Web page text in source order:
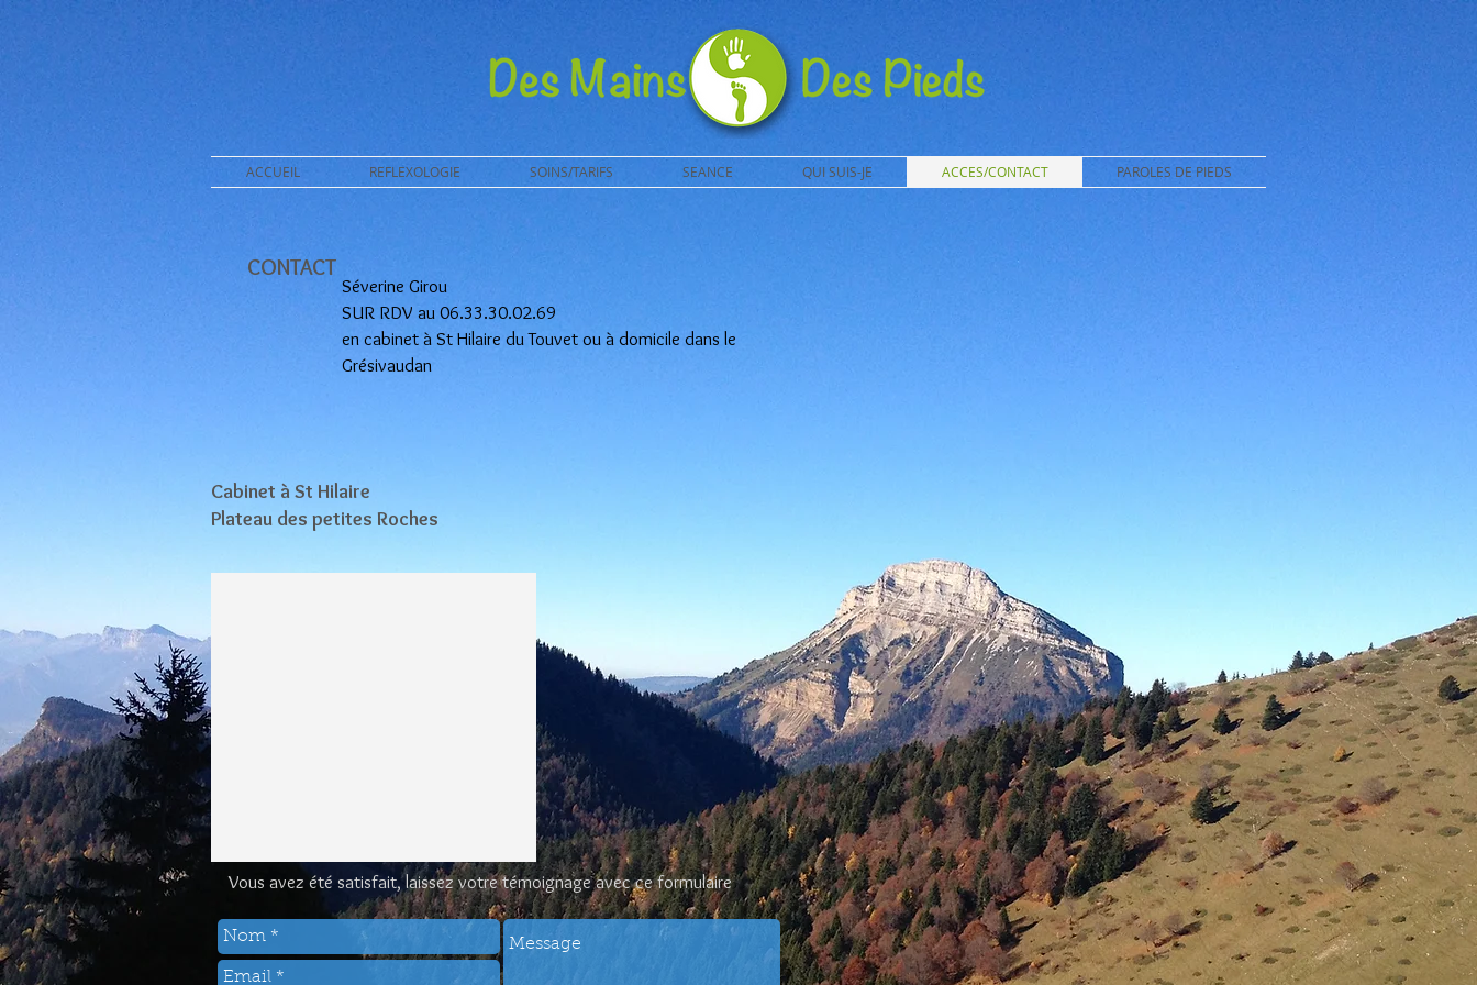
ACCUEIL REFLEXOLOGIE SOINS/TARIFS SEANCE QUI SUIS-JE ACCES/CONTACT PAROLES DE PIEDS
CONTACT
Séverine Girou
SUR RDV au 06.33.30.02.69
en cabinet à St Hilaire du Touvet ou à domicile dans le
Grésivaudan
Cabinet à St Hilaire
Plateau des petites Roches
Vous avez été satisfait, laissez votre témoignage avec ce formulaire